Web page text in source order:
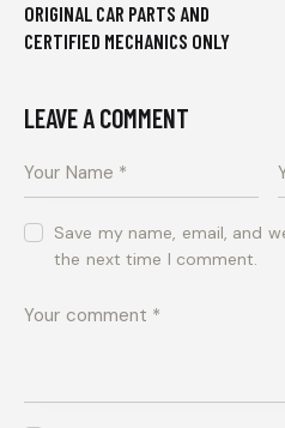
ORIGINAL CAR PARTS AND
CERTIFIED MECHANICS ONLY
LEAVE A COMMENT
Save my name, email, and
the next time I comment.